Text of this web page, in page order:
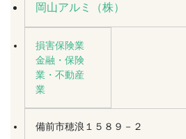
岡山アルミ（株）
損害保険業
金融・保険
業・不動産
業
備前市穂浪１５８９－２